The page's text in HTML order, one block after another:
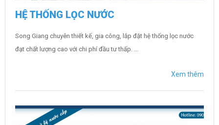
HỆ THỐNG LỌC NƯỚC
Song Giang chuyên thiết kế, gia công, lắp đặt hệ thống lọc nước
đạt chất lượng cao với chi phí đầu tư thấp. ...
Xem thêm